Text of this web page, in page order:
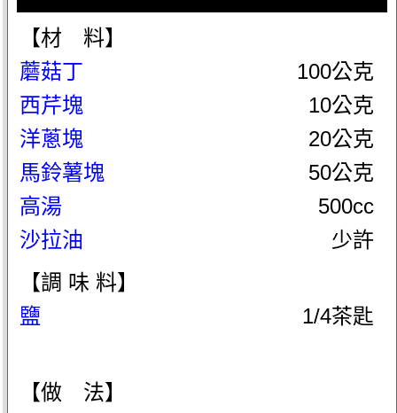
【材 料】
蘑菇丁
100公克
西芹塊
10公克
洋蔥塊
20公克
馬鈴薯塊
50公克
高湯
500cc
沙拉油
少許
【調 味 料】
鹽
1/4茶匙
【做 法】